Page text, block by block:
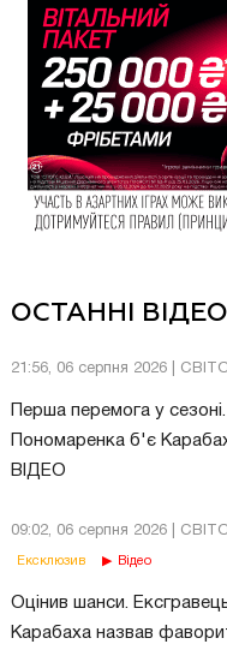
ОСТАННІ ВІДЕО
21:56, 06 серпня 2026 |
Перша перемога у
Пономаренка б'є
ВІДЕО
09:02, 06 серпня 2026 |
Ексклюзив Відео
Оцінив шанси.
Карабаха назвав